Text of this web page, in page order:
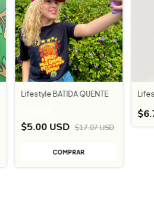
Lifestyle BATIDA QUENTE
$5.00 USD $17.07 USD
COMPRAR